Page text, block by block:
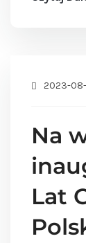
2023-08-
Na
Lat